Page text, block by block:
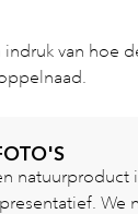
van hoe
natuurproduct
We